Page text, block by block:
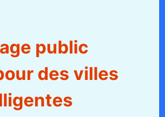
public
des villes